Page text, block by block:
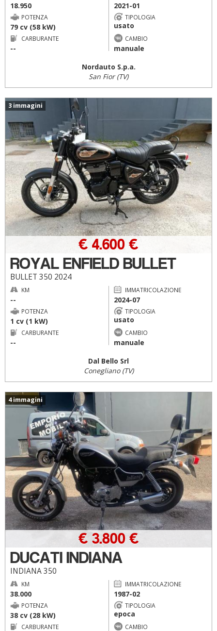
18.950 2021-01
POTENZA
79 cv (58 kW)
TIPOLOGIA
usato
CARBURANTE
--
CAMBIO
manuale
Nordauto S.p.a.
San Fior (TV)
3 immagini
ROYAL ENFIELD BULLET
BULLET 350 2024
€ 4.600 €
KM
--
IMMATRICOLAZIONE
2024-07
POTENZA
1 cv (1 kW)
TIPOLOGIA
usato
CARBURANTE
--
CAMBIO
manuale
Dal Bello Srl
Conegliano (TV)
4 immagini
DUCATI INDIANA
INDIANA 350
€ 3.800 €
KM
38.000
IMMATRICOLAZIONE
1987-02
POTENZA
38 cv (28 kW)
TIPOLOGIA
epoca
CARBURANTE CAMBIO